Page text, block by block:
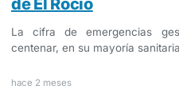
de El Rocío
La cifra de emergencias
centenar, en su mayoría
hace 2 meses